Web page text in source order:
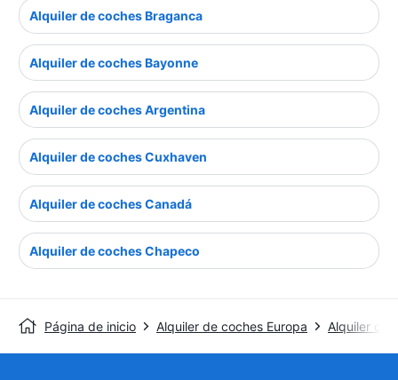
Alquiler de coches Braganca
Alquiler de coches Bayonne
Alquiler de coches Argentina
Alquiler de coches Cuxhaven
Alquiler de coches Canadá
Alquiler de coches Chapeco
Página de inicio Alquiler de coches Europa Alquiler de